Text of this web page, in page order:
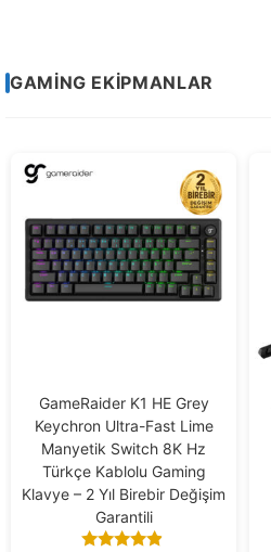
Sayfa
3
GAMING EKIPMANLAR
GameRaider K1 HE Grey
Keychron Ultra-Fast Lime
Manyetik Switch 8K Hz
Türkçe Kablolu Gaming
Klavye – 2 Yıl Birebir Değişim
Garantili